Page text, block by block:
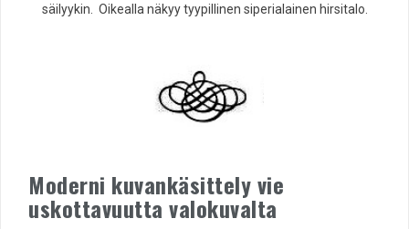
säilyykin. Oikealla näkyy tyypillinen siperialainen hirsitalo.
Moderni kuvankäsittely vie
uskottavuutta valokuvalta